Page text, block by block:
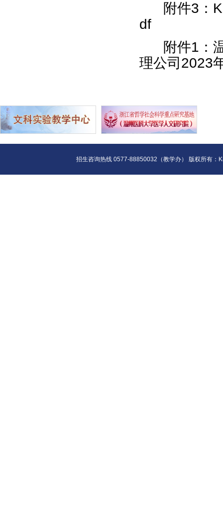
附件3：
df
附件1：
理公司2023
招生咨询热线 0577-88850032（教学办） 版权所有